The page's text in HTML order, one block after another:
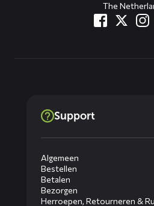
The
Support
Algemeen
Bestellen
Betalen
Bezorgen
Herroepen, Retourneren &